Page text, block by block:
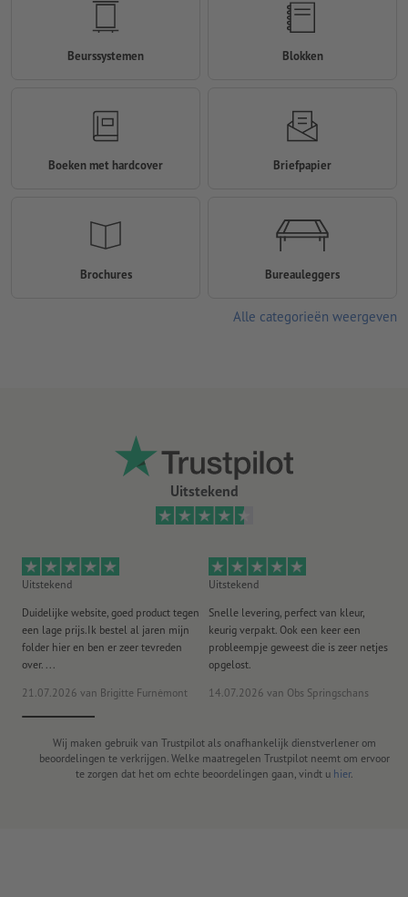
Uitstekend
Uitstekend
Duidelijke website, goed product tegen
een lage prijs.Ik bestel al jaren mijn
folder hier en ben er zeer tevreden
over. ...
21.07.2026 van Brigitte Furnèmont
Uitstekend
Snelle levering, perfect van kleur,
keurig verpakt. Ook een keer een
probleempje geweest die is zeer netjes
opgelost.
14.07.2026 van Obs Springschans
Wij maken gebruik van Trustpilot als onafhankelijk dienstverlener om
beoordelingen te verkrijgen. Welke maatregelen Trustpilot neemt om ervoor
te zorgen dat het om echte beoordelingen gaan, vindt u hier.
Beurssystemen Blokken
Boeken met hardcover Briefpapier
Brochures Bureauleggers
Alle categorieën weergeven